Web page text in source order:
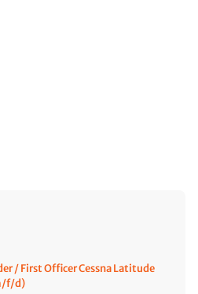
/ First Officer Cessna Latitude
f/d)